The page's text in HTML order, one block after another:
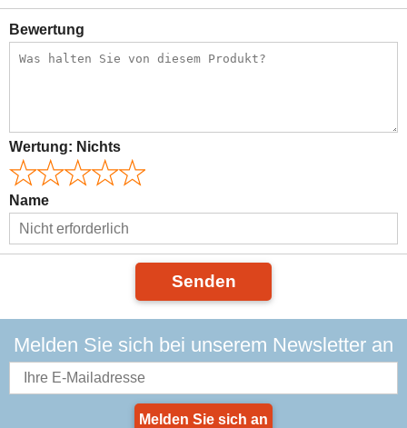
Bewertung
Wertung: Nichts
Name
Senden
Melden Sie sich bei unserem Newsletter an
Melden Sie sich an